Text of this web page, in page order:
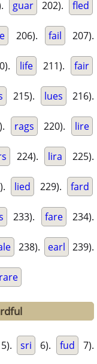
guar 202). fled
206). fail 207).
life 211). fair
215). lues 216).
rags 220). lire
224). lira 225).
lied 229). fard
233). fare 234).
238). earl 239).
rare
5). sri 6). fud 7).